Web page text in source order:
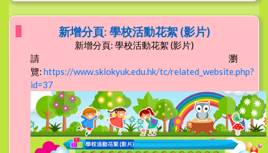
新增分頁: 學校活動花絮 (影片)
新增分頁: 學校活動花絮 (影片)
請瀏
覽: https://www.sklokyuk.edu.hk/tc/related_website.php?
id=37